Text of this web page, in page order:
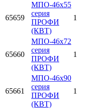
65659
МПО-46х55
серия
ПРОФИ
(КВТ)
1
65660
МПО-46х72
серия
ПРОФИ
(КВТ)
1
65661
МПО-46х90
серия
ПРОФИ
(КВТ)
1